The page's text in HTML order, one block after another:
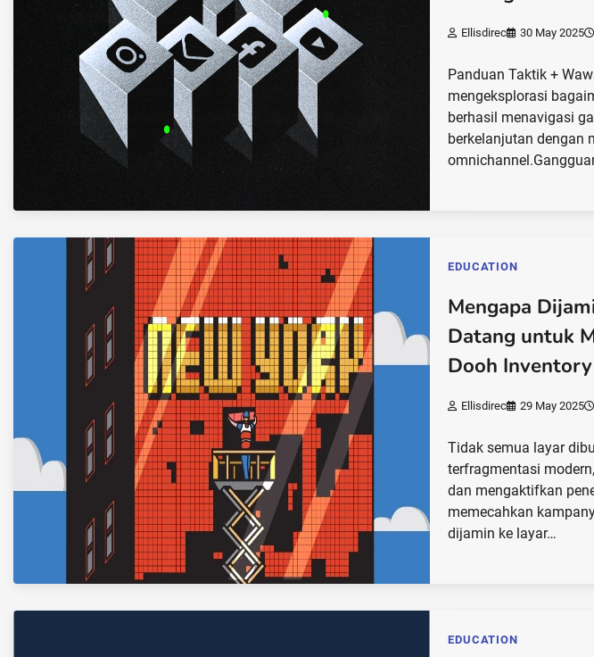
Ellisdirec 30 May 2025
Panduan Taktik +
mengeksplorasi
berhasil menavigasi
berkelanjutan dengan
EDUCATION
Mengapa
Datang untuk
Dooh Inventory
Ellisdirec 29 May 2025
Tidak semua layar
terfragmentasi
dan mengaktifkan
memecahkan
dijamin ke layar…
EDUCATION